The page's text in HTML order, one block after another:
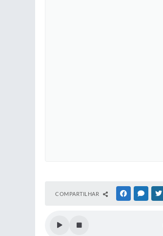
COMPARTILHAR FACEBOOK